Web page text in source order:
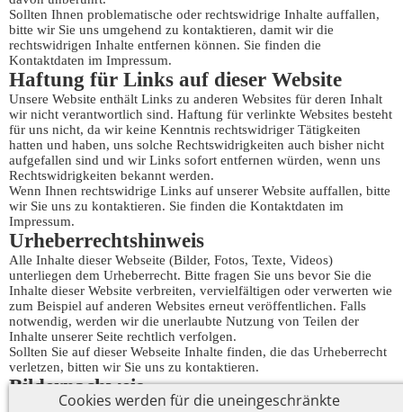
Sollten Ihnen problematische oder rechtswidrige Inhalte auffallen,
bitte wir Sie uns umgehend zu kontaktieren, damit wir die
rechtswidrigen Inhalte entfernen können. Sie finden die
Kontaktdaten im Impressum.
Haftung für Links auf dieser Website
Unsere Website enthält Links zu anderen Websites für deren Inhalt
wir nicht verantwortlich sind. Haftung für verlinkte Websites besteht
für uns nicht, da wir keine Kenntnis rechtswidriger Tätigkeiten
hatten und haben, uns solche Rechtswidrigkeiten auch bisher nicht
aufgefallen sind und wir Links sofort entfernen würden, wenn uns
Rechtswidrigkeiten bekannt werden.
Wenn Ihnen rechtswidrige Links auf unserer Website auffallen, bitte
wir Sie uns zu kontaktieren. Sie finden die Kontaktdaten im
Impressum.
Urheberrechtshinweis
Alle Inhalte dieser Webseite (Bilder, Fotos, Texte, Videos)
unterliegen dem Urheberrecht. Bitte fragen Sie uns bevor Sie die
Inhalte dieser Website verbreiten, vervielfältigen oder verwerten wie
zum Beispiel auf anderen Websites erneut veröffentlichen. Falls
notwendig, werden wir die unerlaubte Nutzung von Teilen der
Inhalte unserer Seite rechtlich verfolgen.
Sollten Sie auf dieser Webseite Inhalte finden, die das Urheberrecht
verletzen, bitten wir Sie uns zu kontaktieren.
Bildernachweis
Die Bilder, Fotos und Grafiken auf dieser Webseite sind
Cookies werden für die uneingeschränkte